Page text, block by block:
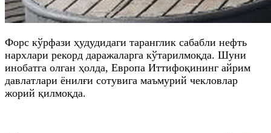
Форс кўрфази ҳудудидаги таранглик сабабли нефть
нархлари рекорд даражаларга кўтарилмоқда. Шуни
инобатга олган ҳолда, Европа Иттифоқининг айрим
давлатлари ёнилғи сотувига маъмурий чекловлар
жорий қилмоқда.